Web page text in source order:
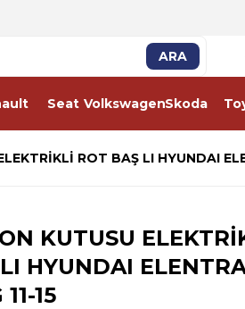
ARA
Seat VolkswagenSkoda
ROT BAŞ LI HYUNDAI
KUTUSU
HYUNDAI
15